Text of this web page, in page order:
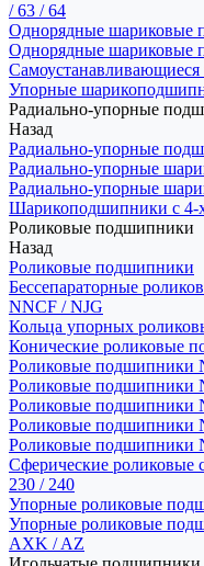
/ 63 / 64
Однорядные шариковые
Однорядные шариковые
Упорные
Радиально-упорные
Назад
Радиально-упорные
Радиально-упорные
Радиально-упорные
Шарикоподшипники с 4-
Роликовые подшипники
Назад
Роликовые подшипники
Бессепараторные
NNCF / NJG
Кольца упорных
Конические роликовые
Роликовые подшипники
Роликовые подшипники
Роликовые подшипники
Роликовые подшипники
Роликовые подшипники
Сферические роликовые
230 / 240
Упорные роликовые
Упорные роликовые
AXK / AZ